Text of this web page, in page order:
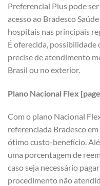
Preferencial Plus pode
acesso ao Bradesco
hospitais nas principais
É oferecida,
precise de atendimento
Brasil ou no exterior.
Plano Nacional Flex
Com o plano Nacional
referenciada Bradesco
ótimo custo-benefício.
uma porcentagem de
caso seja necessário
procedimento não